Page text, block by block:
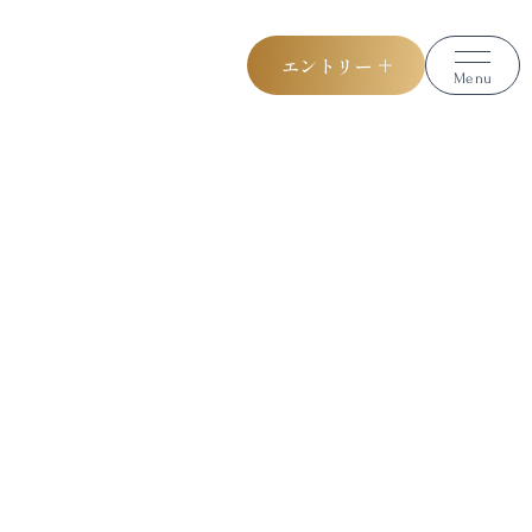
エントリー
Menu